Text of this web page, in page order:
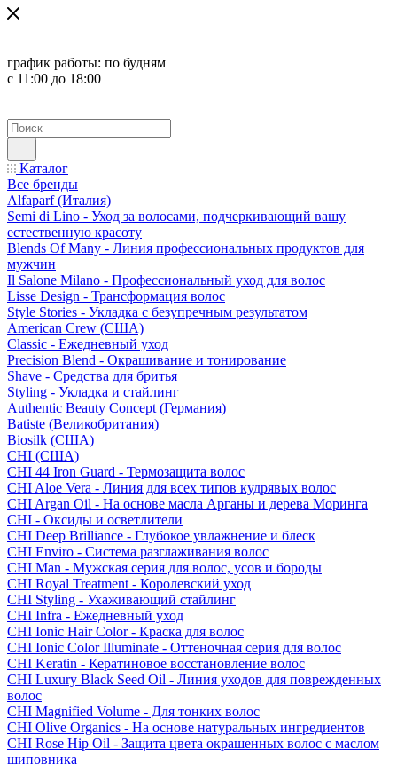
график работы: по будням
с 11:00 до 18:00
Каталог
Все бренды
Alfaparf (Италия)
Semi di Lino - Уход за волосами, подчеркивающий вашу
естественную красоту
Blends Of Many - Линия профессиональных продуктов для
мужчин
Il Salone Milano - Профессиональный уход для волос
Lisse Design - Трансформация волос
Style Stories - Укладка с безупречным результатом
American Crew (США)
Classic - Ежедневный уход
Precision Blend - Окрашивание и тонирование
Shave - Средства для бритья
Styling - Укладка и стайлинг
Authentic Beauty Concept (Германия)
Batiste (Великобритания)
Biosilk (США)
CHI (США)
CHI 44 Iron Guard - Термозащита волос
CHI Aloe Vera - Линия для всех типов кудрявых волос
CHI Argan Oil - На основе масла Арганы и дерева Моринга
CHI - Оксиды и осветлители
CHI Deep Brilliance - Глубокое увлажнение и блеск
CHI Enviro - Система разглаживания волос
CHI Man - Мужская серия для волос, усов и бороды
CHI Royal Treatment - Королевский уход
CHI Styling - Ухаживающий стайлинг
CHI Infra - Ежедневный уход
CHI Ionic Hair Color - Краска для волос
CHI Ionic Color Illuminate - Оттеночная серия для волос
CHI Keratin - Кератиновое восстановление волос
CHI Luxury Black Seed Oil - Линия уходов для поврежденных
волос
CHI Magnified Volume - Для тонких волос
CHI Olive Organics - На основе натуральных ингредиентов
CHI Rose Hip Oil - Защита цвета окрашенных волос с маслом
шиповника